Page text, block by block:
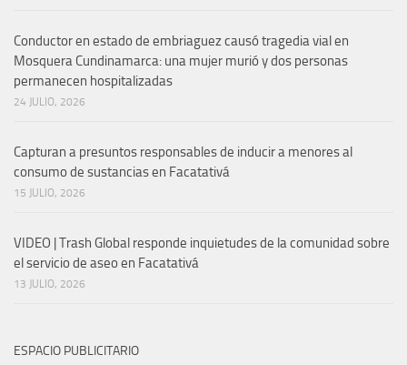
Conductor en estado de embriaguez causó tragedia vial en
Mosquera Cundinamarca: una mujer murió y dos personas
permanecen hospitalizadas
24 JULIO, 2026
Capturan a presuntos responsables de inducir a menores al
consumo de sustancias en Facatativá
15 JULIO, 2026
VIDEO | Trash Global responde inquietudes de la comunidad sobre
el servicio de aseo en Facatativá
13 JULIO, 2026
ESPACIO PUBLICITARIO